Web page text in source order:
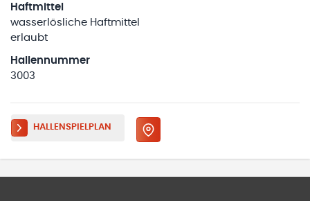
Haftmittel
wasserlösliche Haftmittel
erlaubt
Hallennummer
3003
HALLENSPIELPLAN